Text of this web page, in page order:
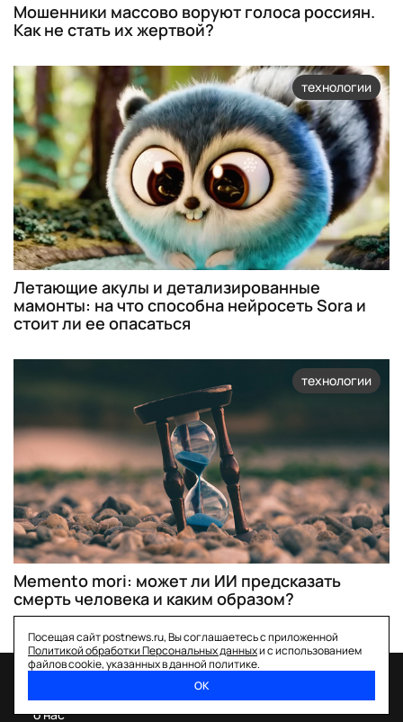
Мошенники массово воруют голоса россиян.
Как не стать их жертвой?
технологии
Летающие акулы и детализированные
мамонты: на что способна нейросеть Sora и
стоит ли ее опасаться
технологии
Memento mori: может ли ИИ предсказать
смерть человека и каким образом?
Посещая сайт postnews.ru, Вы соглашаетесь с приложенной
Политикой обработки Персональных данныхи с использованием
файлов cookie, указанных в данной политике.
ОК
о нас